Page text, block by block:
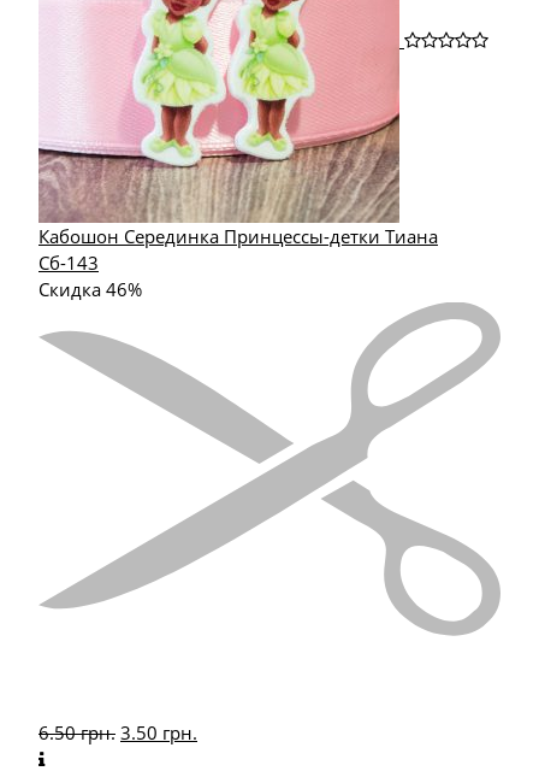
Кабошон Серединка Принцессы-детки Тиана
Сб-143
Скидка 46%
6.50грн. 3.50 грн.